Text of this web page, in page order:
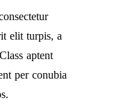
elit turpis, a
aptent
per conubia